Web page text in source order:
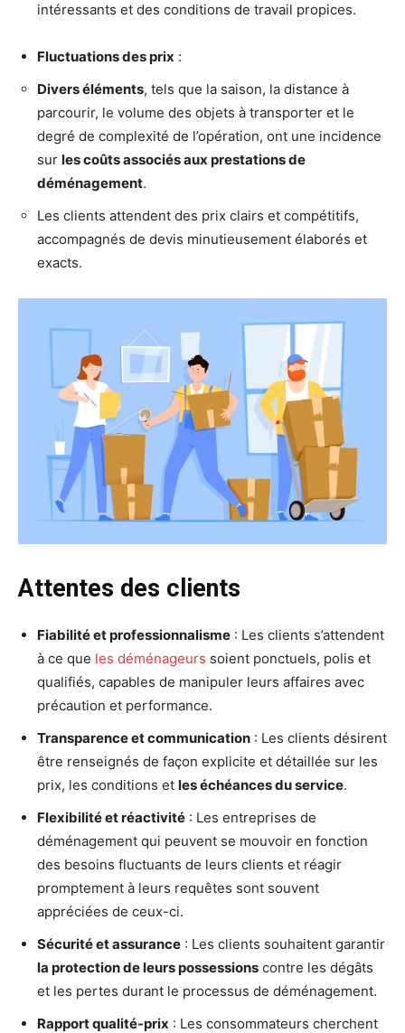
intéressants et des conditions de travail propices.
Fluctuations des prix :
Divers éléments, tels que la saison, la distance à
parcourir, le volume des objets à transporter et le
degré de complexité de l’opération, ont une incidence
sur les coûts associés aux prestations de
déménagement.
Les clients attendent des prix clairs et compétitifs,
accompagnés de devis minutieusement élaborés et
exacts.
Attentes des clients
Fiabilité et professionnalisme : Les clients s’attendent
à ce que les déménageurs soient ponctuels, polis et
qualifiés, capables de manipuler leurs affaires avec
précaution et performance.
Transparence et communication : Les clients désirent
être renseignés de façon explicite et détaillée sur les
prix, les conditions et les échéances du service.
Flexibilité et réactivité : Les entreprises de
déménagement qui peuvent se mouvoir en fonction
des besoins fluctuants de leurs clients et réagir
promptement à leurs requêtes sont souvent
appréciées de ceux-ci.
Sécurité et assurance : Les clients souhaitent garantir
la protection de leurs possessions contre les dégâts
et les pertes durant le processus de déménagement.
Rapport qualité-prix : Les consommateurs cherchent